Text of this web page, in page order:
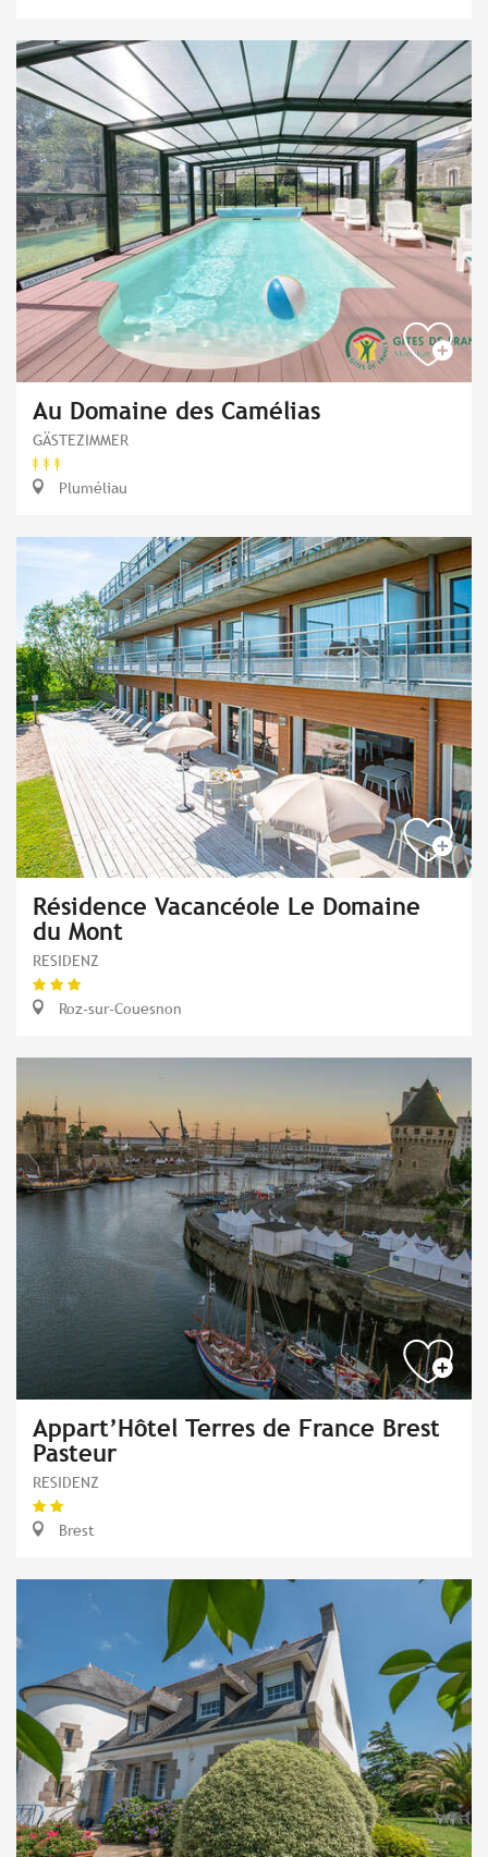
Au Domaine des Camélias
GÄSTEZIMMER
Pluméliau
Résidence Vacancéole Le Domaine
du Mont
RESIDENZ
Roz-sur-Couesnon
Appart’Hôtel Terres de France Brest
Pasteur
RESIDENZ
Brest